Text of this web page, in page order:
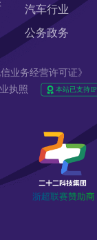
汽车行业
公务政务
执照
业务经营许可证》